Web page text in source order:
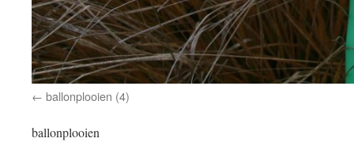
ballonplooien (4)
ballonplooien